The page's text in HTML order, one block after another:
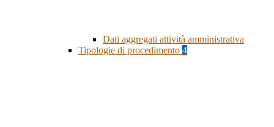
Dati aggregati attività amministrativa
Tipologie di procedimento 4